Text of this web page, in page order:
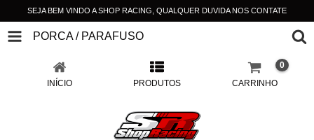
SEJA BEM VINDO A SHOP RACING, QUALQUER DUVIDA NOS CONTATE
PORCA / PARAFUSO
INÍCIO PRODUTOS CARRINHO
0